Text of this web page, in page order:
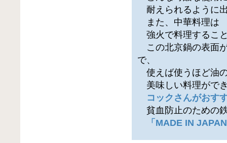
耐えられるように
また、中華料理は
強火で料理するこ
この北京鍋の表面
で、
使えば使うほど油
美味しい料理がで
コックさんがおす
貧血防止のための
「MADE IN